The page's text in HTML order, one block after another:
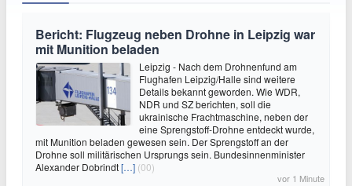
Bericht: Flugzeug neben Drohne in Leipzig war
mit Munition beladen
Leipzig - Nach dem Drohnenfund am
Flughafen Leipzig/Halle sind weitere
Details bekannt geworden. Wie WDR,
NDR und SZ berichten, soll die
ukrainische Frachtmaschine, neben der
eine Sprengstoff-Drohne entdeckt wurde,
mit Munition beladen gewesen sein. Der Sprengstoff an der
Drohne soll militärischen Ursprungs sein. Bundesinnenminister
Alexander Dobrindt[…] (00)
vor 1 Minute